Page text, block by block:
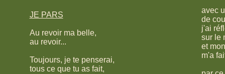
JE PARS
Au revoir ma belle,
au revoir...
Toujours, je te penserai,
tous ce que tu as fait,
avec
de
j'ai
sur le
et
m'a